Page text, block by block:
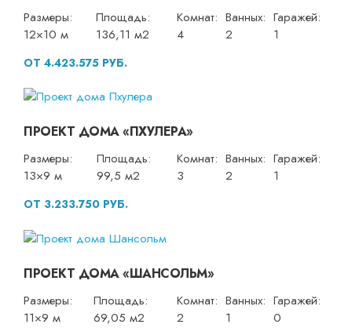
Размеры:
12×10 м
Площадь:
136,11 м2
Комнат:
4
Ванных:
2
Гаражей:
1
ОТ 4.423.575 РУБ.
ПРОЕКТ ДОМА «ПХУЛЕРА»
Размеры:
13×9 м
Площадь:
99,5 м2
Комнат:
3
Ванных:
2
Гаражей:
1
ОТ 3.233.750 РУБ.
ПРОЕКТ ДОМА «ШАНСОЛЬМ»
Размеры:
11×9 м
Площадь:
69,05 м2
Комнат:
2
Ванных:
1
Гаражей:
0